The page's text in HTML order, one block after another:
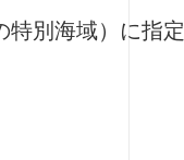
特別海域）に指定